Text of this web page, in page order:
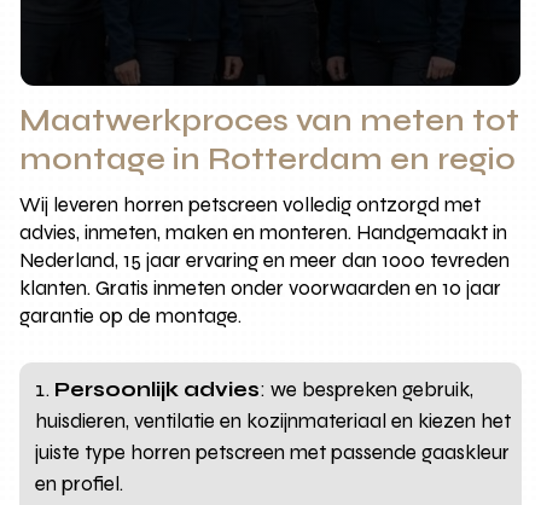
Maatwerkproces van meten tot
montage in Rotterdam en regio
Wij leveren horren petscreen volledig ontzorgd met
advies, inmeten, maken en monteren. Handgemaakt in
Nederland, 15 jaar ervaring en meer dan 1000 tevreden
klanten. Gratis inmeten onder voorwaarden en 10 jaar
garantie op de montage.
Persoonlijk advies: we bespreken gebruik,
huisdieren, ventilatie en kozijnmateriaal en kiezen het
juiste type horren petscreen met passende gaaskleur
en profiel.